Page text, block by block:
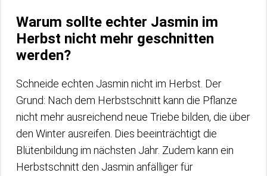
Warum sollte echter Jasmin im
Herbst nicht mehr geschnitten
werden?
Schneide echten Jasmin nicht im Herbst. Der
Grund: Nach dem Herbstschnitt kann die Pflanze
nicht mehr ausreichend neue Triebe bilden, die über
den Winter ausreifen. Dies beeinträchtigt die
Blütenbildung im nächsten Jahr. Zudem kann ein
Herbstschnitt den Jasmin anfälliger für